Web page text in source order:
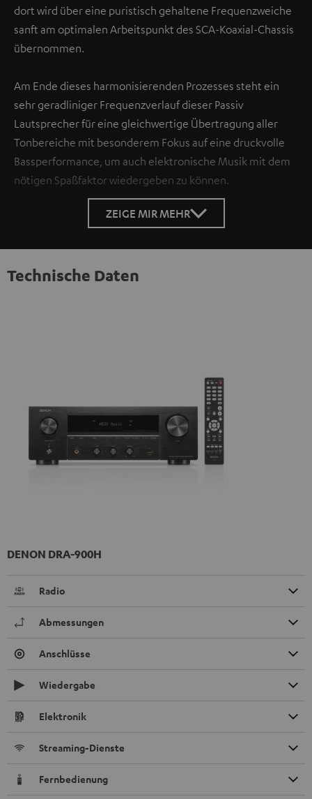
dort wird über eine puristisch gehaltene Frequenzweiche
sanft am optimalen Arbeitspunkt des SCA-Koaxial-Chassis
übernommen.
Am Ende dieses harmonisierenden Prozesses steht ein
sehr geradliniger Frequenzverlauf dieser Passiv
Lautsprecher für eine gleichwertige Übertragung aller
Tonbereiche mit besonderem Fokus auf eine druckvolle
Bassperformance, um auch elektronische Musik mit dem
nötigen Spaßfaktor wiedergeben zu können.
ZEIGE MIR MEHR
Technische Daten
DENON DRA-900H
Radio
Abmessungen
Anschlüsse
Wiedergabe
Elektronik
Streaming-Dienste
Fernbedienung